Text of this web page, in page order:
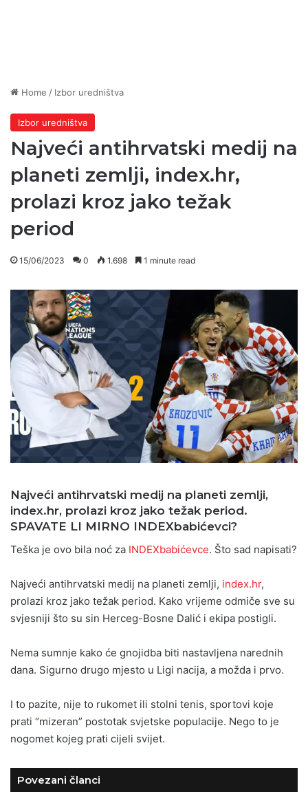
Home / Izbor uredništva
Izbor uredništva
Najveći antihrvatski medij na
planeti zemlji, index.hr,
prolazi kroz jako težak
period
15/06/2023 0 1.698 1 minute read
Najveći antihrvatski medij na planeti zemlji,
index.hr, prolazi kroz jako težak period.
SPAVATE LI MIRNO INDEXbabićevci?
Teška je ovo bila noć za INDEXbabićevce. Što sad napisati?
Najveći antihrvatski medij na planeti zemlji, index.hr,
prolazi kroz jako težak period. Kako vrijeme odmiče sve su
svjesniji što su sin Herceg-Bosne Dalić i ekipa postigli.
Nema sumnje kako će gnojidba biti nastavljena narednih
dana. Sigurno drugo mjesto u Ligi nacija, a možda i prvo.
I to pazite, nije to rukomet ili stolni tenis, sportovi koje
prati “mizeran” postotak svjetske populacije. Nego to je
nogomet kojeg prati cijeli svijet.
Povezani članci